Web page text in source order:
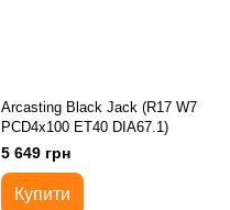
Arcasting Black Jack (R17 W7
PCD4x100 ET40 DIA67.1)
5 649 грн
Купити